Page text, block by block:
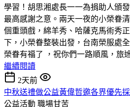
學習！胡思湘處長一一為捐助人頒
最高感謝之意。兩天一夜的小榮眷
個重頭戲，綿羊秀、哈薩克馬術秀
下，小榮眷整裝出發，台南榮服處
榮眷有福了 ，祝你們一路順風，旅
繼續閱讀
2天前
中秋送禮做公益黃偉哲邀各界優先
公益活動 職場甘苦